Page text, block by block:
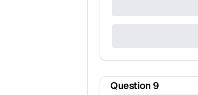
Question 9